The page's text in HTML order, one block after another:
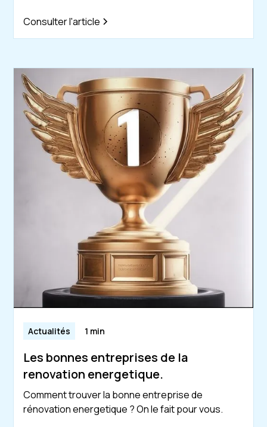
Consulter l'article
Actualités 1 min
Les bonnes entreprises de la
renovation energetique.
Comment trouver la bonne entreprise de
rénovation energetique ? On le fait pour vous.